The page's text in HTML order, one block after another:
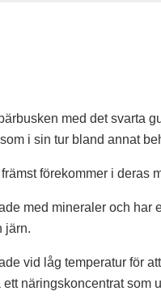
med det svarta
i sin tur bland annat
förekommer i deras
med mineraler och har
järn.
vid låg temperatur för
näringskoncentrat som